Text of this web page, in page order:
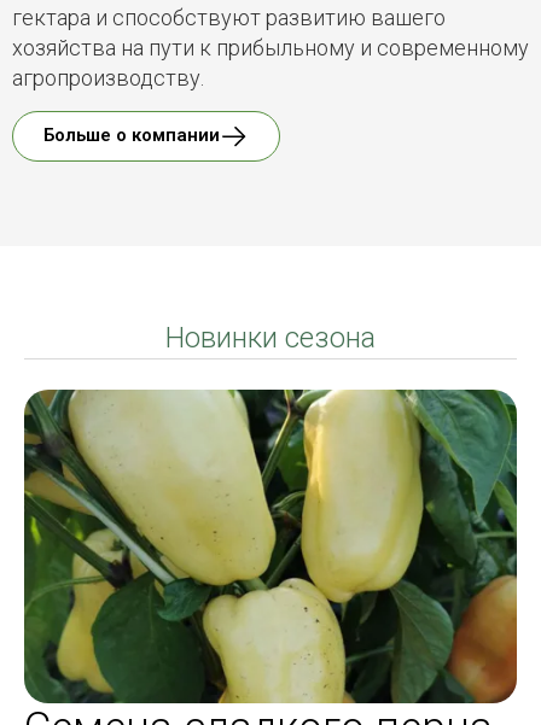
гектара и способствуют развитию вашего
хозяйства на пути к прибыльному и современному
агропроизводству.
Больше о компании
Новинки сезона